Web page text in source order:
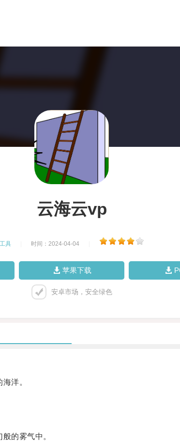
云海云vp
工具 时间：2024-04-04
苹果下载
安卓市场，安全绿色
洋。
的雾气中。